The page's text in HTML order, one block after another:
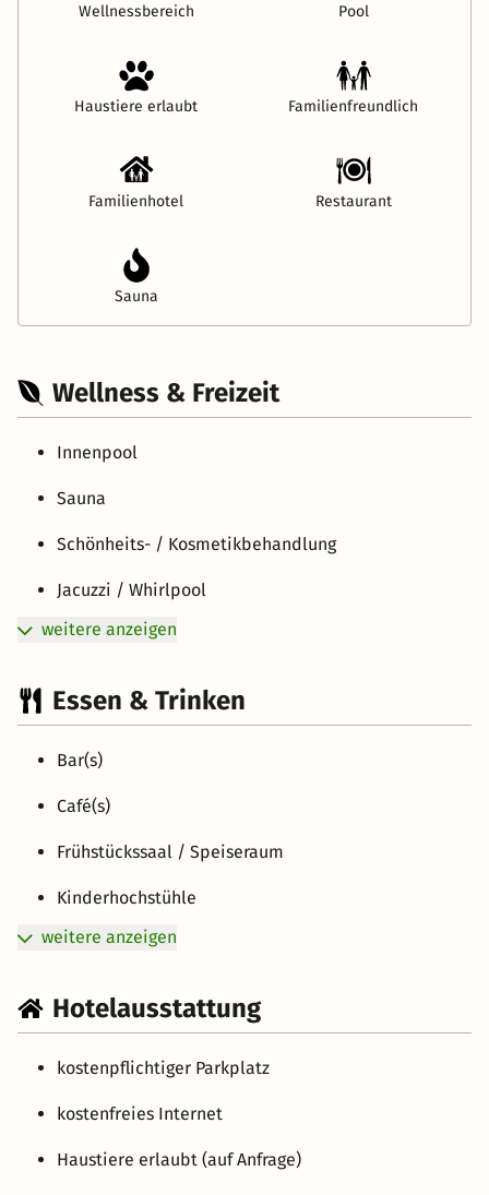
Wellnessbereich Pool
Haustiere erlaubt Familienfreundlich
Familienhotel Restaurant
Sauna
Wellness & Freizeit
Innenpool
Sauna
Schönheits- / Kosmetikbehandlung
Jacuzzi / Whirlpool
weitere anzeigen
Essen & Trinken
Bar(s)
Café(s)
Frühstückssaal / Speiseraum
Kinderhochstühle
weitere anzeigen
Hotelausstattung
kostenpflichtiger Parkplatz
kostenfreies Internet
Haustiere erlaubt (auf Anfrage)